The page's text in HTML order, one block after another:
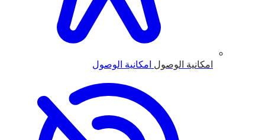
امكانية الوصول امكانية الوصول